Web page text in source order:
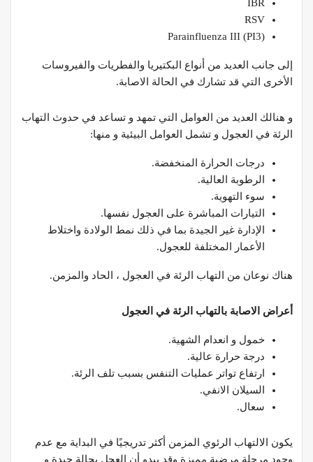
IBR
RSV
Parainfluenza III (PI3)
إلى جانب العديد من أنواع البكتيريا والفطريات والفيروسات
الأخرى التي قد تشارك في الحالة الاصابة.
و هنالك العديد من العوامل التي تمهد و تساعد في حدوث التهاب
الرئة في العجول و تشمل العوامل البيئية و منها:
درجات الحرارة المنخفضة.
الرطوبة العالية.
سوء التهوية.
التيارات المباشرة على العجول نفسها.
الإدارة غير الجيدة بما في ذلك نمط الولادة واختلاط
الأعمار المختلفة للعجول.
هناك نوعان من التهاب الرئة في العجول ، الحاد والمزمن.
أعراض الاصابة بالتهاب الرئة في العجول
خمول و انعدام الشهية.
درجة حرارة عالية.
ارتفاع تواتر عمليات التنفس بسبب تلف الرئة.
السيلان الانفي.
سعال.
يكون الالتهاب الرئوي المزمن أكثر تدريجيًا في البداية مع عدم
وجود مرحلة مرضية مميزة وقد يبدو أن العجل بحالة جيدة و